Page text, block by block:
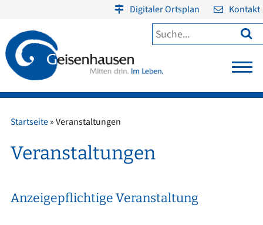
Digitaler Ortsplan Kontakt

Startseite»Veranstaltungen
Veranstaltungen
Anzeigepflichtige Veranstaltung